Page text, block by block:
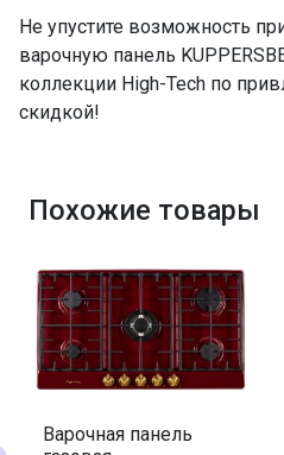
Не упустите возможность
варочную панель
коллекции High-Tech по
скидкой!
Похожие товары
Варочная панель